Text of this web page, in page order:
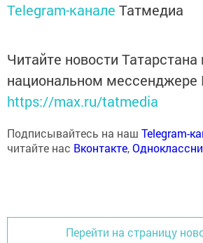
Telegram-канале Татмедиа
Читайте новости Татарстана
национальном мессенджере
https://max.ru/tatmedia
Подписывайтесь на наш Telegram-
читайте нас Вконтакте,
Перейти на страницу